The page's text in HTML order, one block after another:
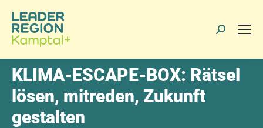
Search:
KLIMA-ESCAPE-BOX: Rätsel
lösen, mitreden, Zukunft
gestalten